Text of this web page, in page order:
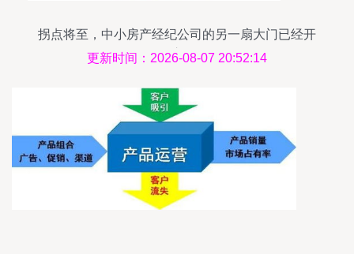
拐点将至，中小房产经纪公司的另一扇大门已经开
启
更新时间：2026-08-07 20:52:14